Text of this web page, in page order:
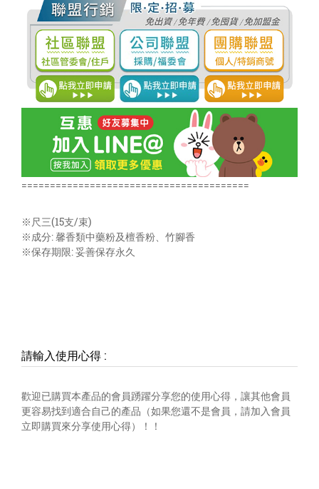
========================================
※尺三(15支/束)
※成分: 馨香類中藥粉及檀香粉、竹腳香
※保存期限: 妥善保存永久
請輸入使用心得 :
歡迎已購買本產品的會員踴躍分享您的使用心得，讓其他會員
更容易找到適合自己的產品（如果您還不是會員，請加入會員
立即購買來分享使用心得）！！